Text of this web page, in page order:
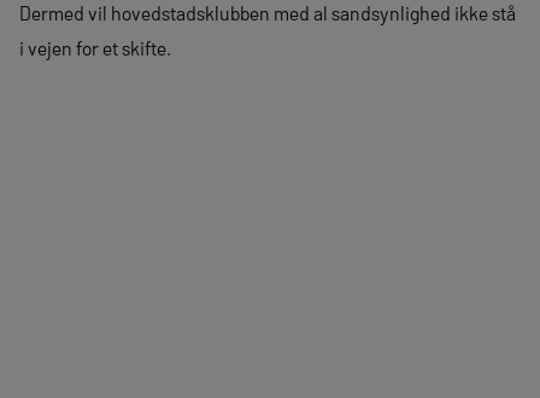
Dermed vil hovedstadsklubben med al sandsynlighed ikke stå
i vejen for et skifte.